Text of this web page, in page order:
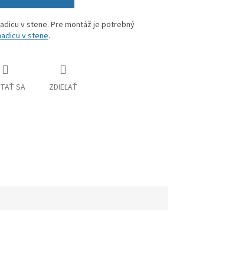
v stene. Pre montáž je potrebný
v stene.
SA ZDIEĽAŤ